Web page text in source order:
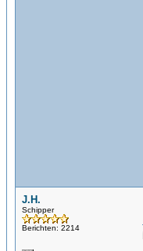
J.H.
Schipper
Berichten: 2214